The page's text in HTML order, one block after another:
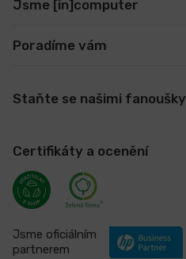
Jsme [in]computer
Poradíme vám
Staňte se našimi fanoušky
Certifikáty a ocenění
Jsme oficiálním
partnerem